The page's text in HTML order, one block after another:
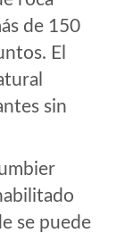
de 150
El
sin
se puede